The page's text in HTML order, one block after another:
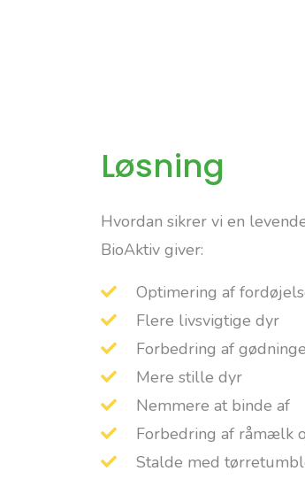
Løsning
Hvordan sikrer vi en
BioAktiv giver:
Optimering af
Flere livsvigtige dyr
Forbedring af
Mere stille dyr
Nemmere at binde af
Forbedring af råmælk
Stalde med